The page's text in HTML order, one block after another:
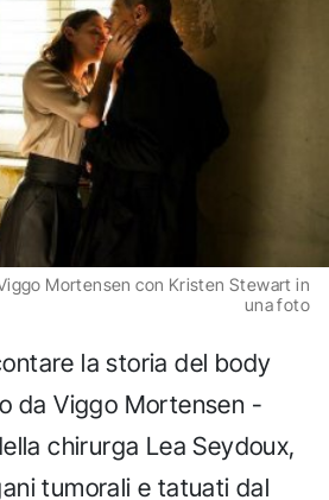
Mortensen con Kristen Stewart in
una foto
la storia del body
da Viggo Mortensen -
chirurga Lea Seydoux,
tumorali e tatuati dal